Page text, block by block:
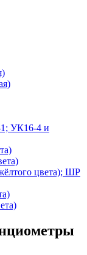
1; УК16-4 и
цвета); ШР